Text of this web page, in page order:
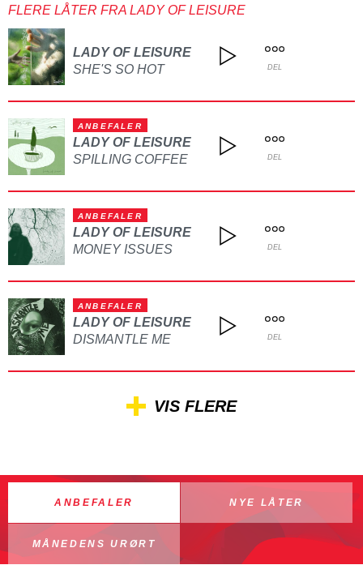
FLERE LÅTER FRA LADY OF LEISURE
LADY OF LEISURE
SHE'S SO HOT
DEL
ANBEFALER
LADY OF LEISURE
SPILLING COFFEE
DEL
ANBEFALER
LADY OF LEISURE
MONEY ISSUES
DEL
ANBEFALER
LADY OF LEISURE
DISMANTLE ME
DEL
VIS FLERE
ANBEFALER NYE LÅTER
MÅNEDENS URØRT